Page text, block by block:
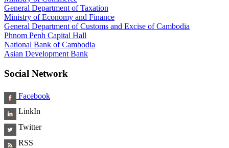
General Department of Taxation
Ministry of Economy and Finance
General Department of Customs and Excise of Cambodia
Phnom Penh Capital Hall
National Bank of Cambodia
Asian Development Bank
Social Network
Facebook
LinkIn
Twitter
RSS